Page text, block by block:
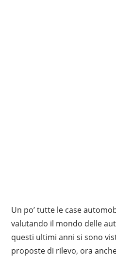
Un po’ tutte le case
valutando il mondo delle
questi ultimi anni si sono
proposte di rilevo, ora